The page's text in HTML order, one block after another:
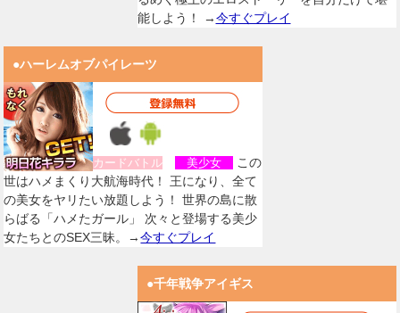
能しよう！ →今すぐプレイ
●ハーレムオブパイレーツ
カードバトル 美少女
この
世はハメまくり大航海時代！ 王になり、全て
の美女をヤリたい放題しよう！ 世界の島に散
らばる「ハメたガール」 次々と登場する美少
女たちとのSEX三昧。→今すぐプレイ
●千年戦争アイギス